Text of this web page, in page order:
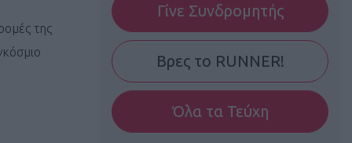
της
Γίνε Συνδρομητής
Βρες το RUNNER!
Όλα τα Τεύχη